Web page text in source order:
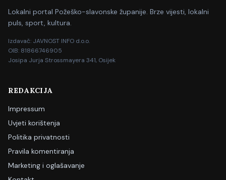
Lokalni portal Požeško-slavonske županije. Brze vijesti, lokalni
puls, sport, kultura.
Izdavač: JAVNOST INFO d.o.o.
OIB: 81866746905
Josipa Jurja Strossmayera 341, Osijek
REDAKCIJA
Impressum
Uvjeti korištenja
Politika privatnosti
Pravila komentiranja
Marketing i oglašavanje